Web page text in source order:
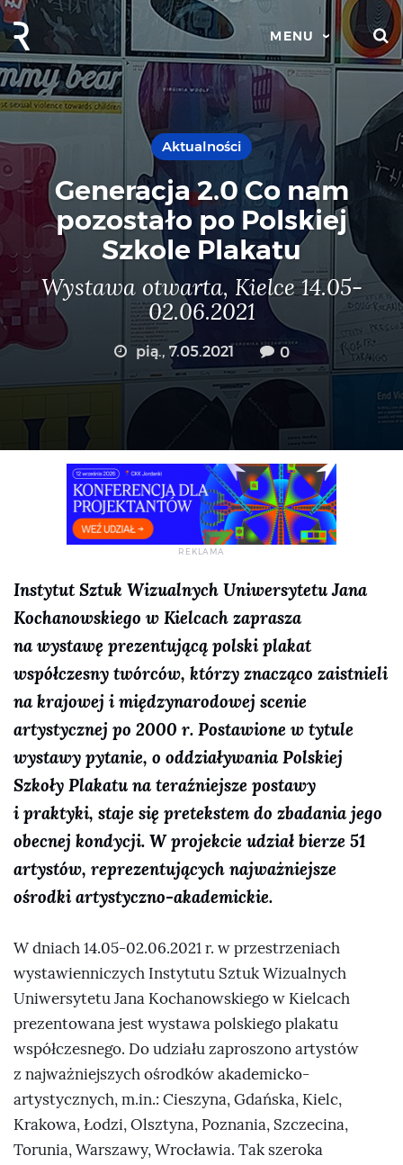
MENU
Aktualności
Generacja 2.0 Co nam
pozostało po Polskiej
Szkole Plakatu
Wystawa otwarta, Kielce 14.05-
02.06.2021
pią., 7.05.2021 0
Instytut Sztuk Wizualnych Uniwersytetu Jana
Kochanowskiego w Kielcach zaprasza
na wystawę prezentującą polski plakat
współczesny twórców, którzy znacząco zaistnieli
na krajowej i międzynarodowej scenie
artystycznej po 2000 r. Postawione w tytule
wystawy pytanie, o oddziaływania Polskiej
Szkoły Plakatu na teraźniejsze postawy
i praktyki, staje się pretekstem do zbadania jego
obecnej kondycji. W projekcie udział bierze 51
artystów, reprezentujących najważniejsze
ośrodki artystyczno-akademickie.
W dniach 14.05-02.06.2021 r. w przestrzeniach
wystawienniczych Instytutu Sztuk Wizualnych
Uniwersytetu Jana Kochanowskiego w Kielcach
prezentowana jest wystawa polskiego plakatu
współczesnego. Do udziału zaproszono artystów
z najważniejszych ośrodków akademicko-
artystycznych, m.in.: Cieszyna, Gdańska, Kielc,
Krakowa, Łodzi, Olsztyna, Poznania, Szczecina,
Torunia, Warszawy, Wrocławia. Tak szeroka